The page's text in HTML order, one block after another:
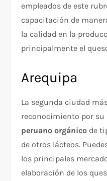
empleados de este
capacitación de
la calidad en la
principalmente el
Arequipa
La segunda ciudad
reconocimiento por su
peruano orgánico de
de otros lácteos.
los principales
elaboración de los